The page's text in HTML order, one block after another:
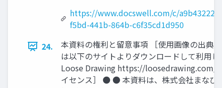
https://www.docswell.com/c/a9b43222-
f5bd-441b-864b-c6f35cd1d950
24.
本資料の権利と留意事項 ［使用画像の出典
は以下のサイトよりダウンロードして利用
Loose Drawing https://loosedrawing.com/
イセンス］ ● ● 本資料は、株式会社まなび